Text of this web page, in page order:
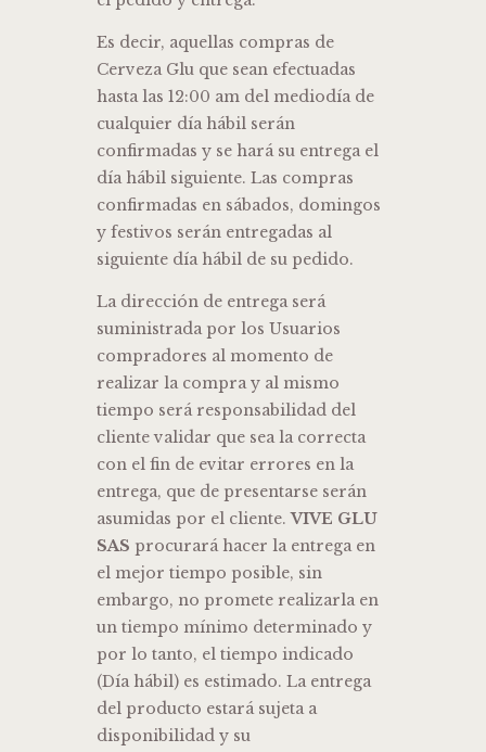
Es decir, aquellas compras de
Cerveza Glu que sean efectuadas
hasta las 12:00 am del mediodía de
cualquier día hábil serán
confirmadas y se hará su entrega el
día hábil siguiente. Las compras
confirmadas en sábados, domingos
y festivos serán entregadas al
siguiente día hábil de su pedido.
La dirección de entrega será
suministrada por los Usuarios
compradores al momento de
realizar la compra y al mismo
tiempo será responsabilidad del
cliente validar que sea la correcta
con el fin de evitar errores en la
entrega, que de presentarse serán
asumidas por el cliente.VIVE GLU
SAS procurará hacer la entrega en
el mejor tiempo posible, sin
embargo, no promete realizarla en
un tiempo mínimo determinado y
por lo tanto, el tiempo indicado
(Día hábil) es estimado. La entrega
del producto estará sujeta a
disponibilidad y su